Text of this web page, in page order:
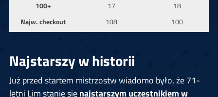
100+
17
18
Najw. checkout
108 100
Najstarszy w historii
Już przed startem mistrzostw wiadomo było, że 71-
letni Lim stanie sięnajstarszym uczestnikiem w